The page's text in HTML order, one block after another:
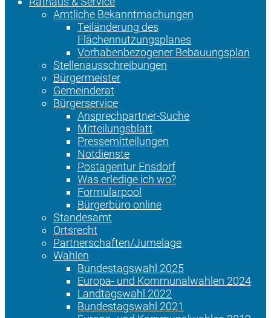
Amtliche Bekanntmachungen
Teiländerung des
Flächennutzungsplanes
Vorhabenbezogener Bebauungsplan
Stellenausschreibungen
Bürgermeister
Gemeinderat
Bürgerservice
Ansprechpartner-Suche
Mitteilungsblatt
Pressemitteilungen
Notdienste
Postagentur Ensdorf
Was erledige ich wo?
Formularpool
Bürgerbüro online
Standesamt
Ortsrecht
Partnerschaften/Jumelage
Wahlen
Bundestagswahl 2025
Europa- und Kommunalwahlen 2024
Landtagswahl 2022
Bundestagswahl 2021